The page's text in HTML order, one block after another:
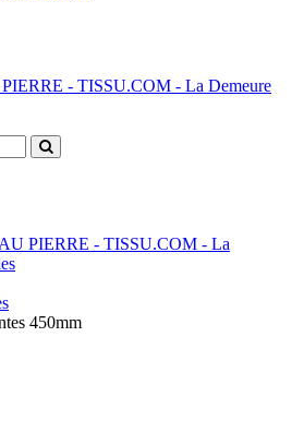
PIERRE - TISSU.COM - La
450mm